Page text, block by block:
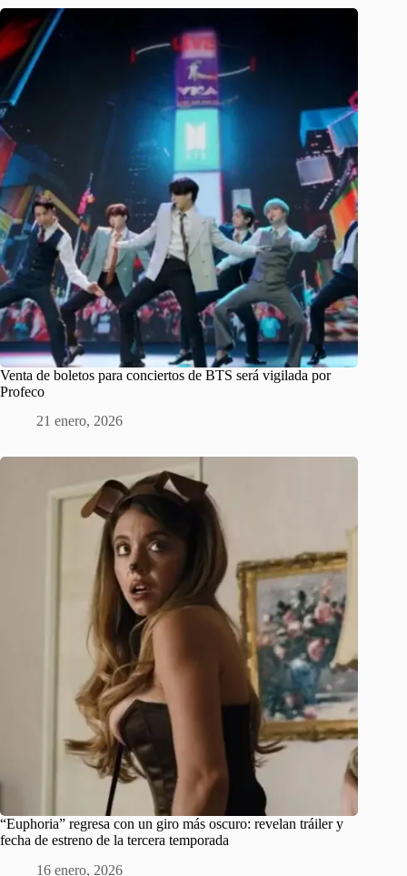
Venta de boletos para conciertos de BTS será vigilada por
Profeco
21 enero, 2026
“Euphoria” regresa con un giro más oscuro: revelan tráiler y
fecha de estreno de la tercera temporada
16 enero, 2026